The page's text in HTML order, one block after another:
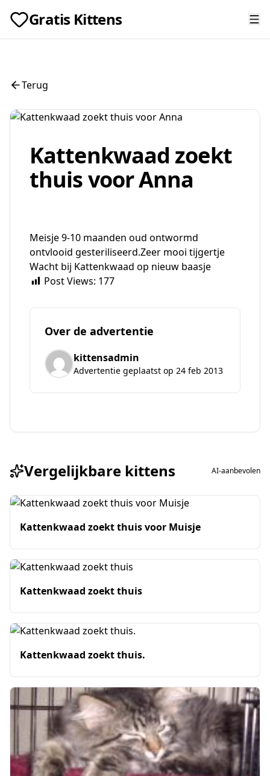
Gratis Kittens
Terug
Kattenkwaad zoekt
thuis voor Anna
Meisje 9-10 maanden oud ontwormd
ontvlooid gesteriliseerd.Zeer mooi tijgertje
Wacht bij Kattenkwaad op nieuw baasje
Post Views: 177
Over de advertentie
kittensadmin
Advertentie geplaatst op 24 feb 2013
Vergelijkbare kittens AI-aanbevolen
Kattenkwaad zoekt thuis voor Muisje
Kattenkwaad zoekt thuis
Kattenkwaad zoekt thuis.